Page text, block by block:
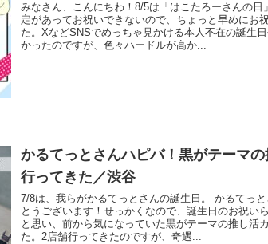
みなさん、こんにちわ！8/5は「はこたろーさんの日
定があってお祝いできないので、ちょっと早めにお
た。XなどSNSでめっちゃ見かける本人不在の誕生
かったのですが、色々ハードルが高か...
かるてっとさんハピバ！黒がテーマ
行ってきた／渋谷
7/8は、我らがかるてっとさんの誕生日。 かるてっ
とうございます！せっかくなので、誕生日のお祝い
と思い、前から気になっていた黒がテーマの推し活
た。2店舗行ってきたのですが、奇遇...